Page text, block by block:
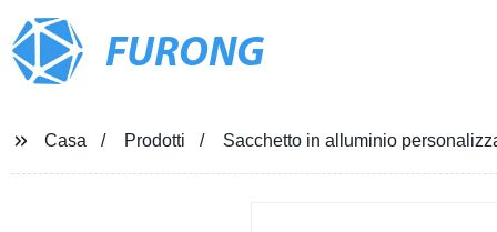
FURONG
Casa Prodotti Sacchetto in alluminio